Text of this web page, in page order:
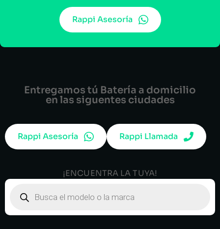
Rappi Asesoría
Entregamos tú Batería a domicilio
en las siguentes ciudades
Rappi Asesoría Rappi Llamada
¡ENCUENTRA LA TUYA!